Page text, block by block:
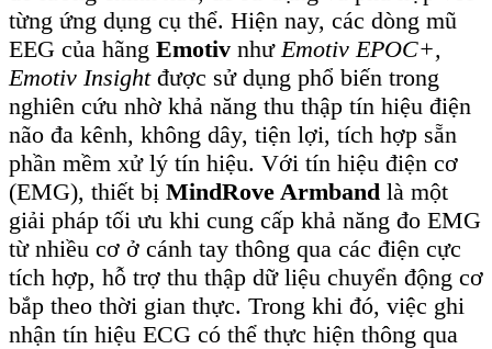
Mũ Emotiv 32 kênh
Mũ Emotiv 14 kênh